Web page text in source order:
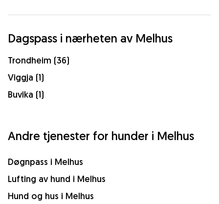
Dagspass i nærheten av Melhus
Trondheim (36)
Viggja (1)
Buvika (1)
Andre tjenester for hunder i Melhus
Døgnpass i Melhus
Lufting av hund i Melhus
Hund og hus i Melhus